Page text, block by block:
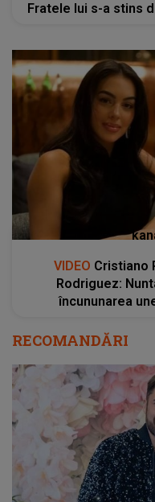
Fratele lui s-a stins
VIDEO Cristiano
Rodriguez:
încununarea
RECOMANDĂRI